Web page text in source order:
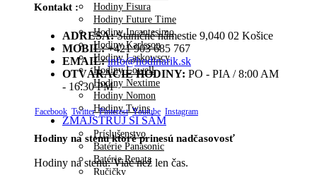
Hodiny Fisura
Hodiny Future Time
Hodiny Incantesimo
Hodiny Karlsson
Hodiny Laskowscy
Hodiny Lowell
Hodiny Nextime
Hodiny Nomon
Hodiny Twins
ZMAJSTRUJ SI SÁM
Príslušenstvo
Batérie Panasonic
Batérie Renata
Ručičky
Kontakt :
ADRESA: Staničné námestie 9,040 02 Košice
MOBIL: +421 903 685 767
EMAIL: info@hodinarik.sk
OTVÁRACIE HODINY: PO - PIA / 8:00 AM
- 16:30 PM
Facebook Twitter Pinterest Youtube Instagram
Hodiny na stenu ktoré prinesú nadčasovosť
Hodiny na stenu: Viac než len čas.